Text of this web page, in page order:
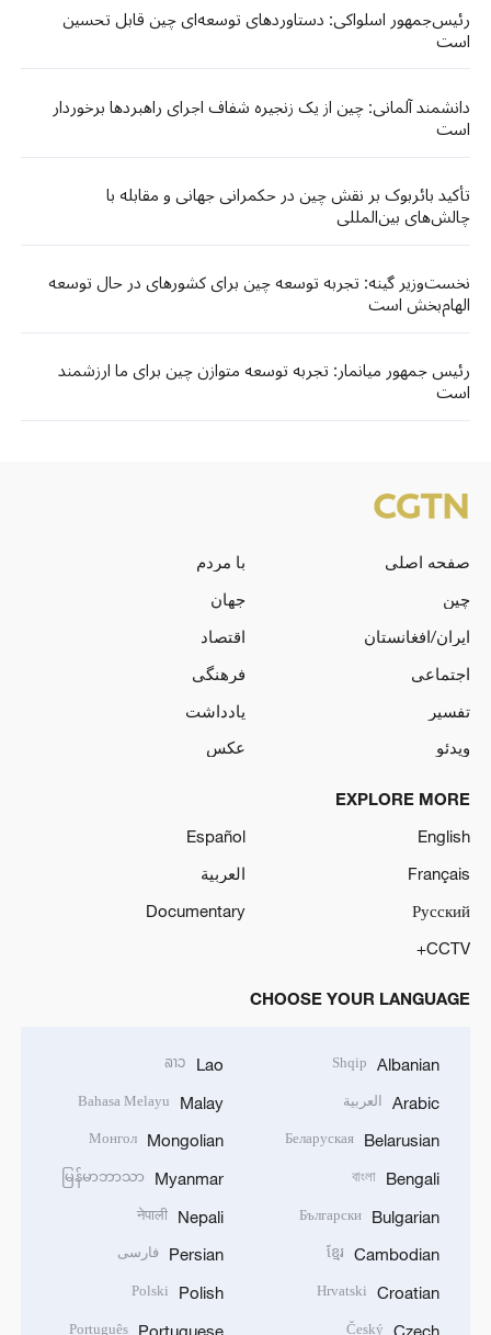
رئیس‌جمهور اسلواکی: دستاوردهای توسعه‌ای چین قابل تحسین
است
دانشمند آلمانی: چین از یک زنجیره شفاف اجرای راهبردها برخوردار
است
تأکید بائربوک بر نقش چین در حکمرانی جهانی و مقابله با
چالش‌های بین‌المللی
نخست‌وزیر گینه: تجربه توسعه چین برای کشورهای در حال توسعه
الهام‌بخش است
رئیس جمهور میانمار: تجربه توسعه متوازن چین برای ما ارزشمند
است
صفحه اصلی
با مردم
چین
جهان
ایران/افغانستان
اقتصاد
اجتماعی
فرهنگی
تفسیر
یادداشت
ویدئو
عکس
EXPLORE MORE
English
Español
Français
العربية
Русский
Documentary
CCTV+
CHOOSE YOUR LANGUAGE
Albanian
Shqip
Arabic العربية
Belarusian
Беларуская
Bengali
বাংলা
Bulgarian
Български
Cambodian
ខ្មែរ
Croatian
Hrvatski
Czech
Český
Lao
ລາວ
Malay
Bahasa Melayu
Mongolian
Монгол
Myanmar
မြန်မာဘာသာ
Nepali
नेपाली
Persian فارسی
Polish
Polski
Portuguese
Português